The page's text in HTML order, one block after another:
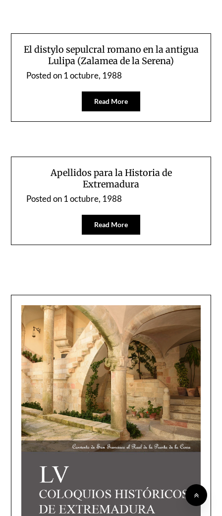
El distylo sepulcral romano en la antigua
Lulipa (Zalamea de la Serena)
Posted on1 octubre, 1988
Read More
Apellidos para la Historia de
Extremadura
Posted on1 octubre, 1988
Read More